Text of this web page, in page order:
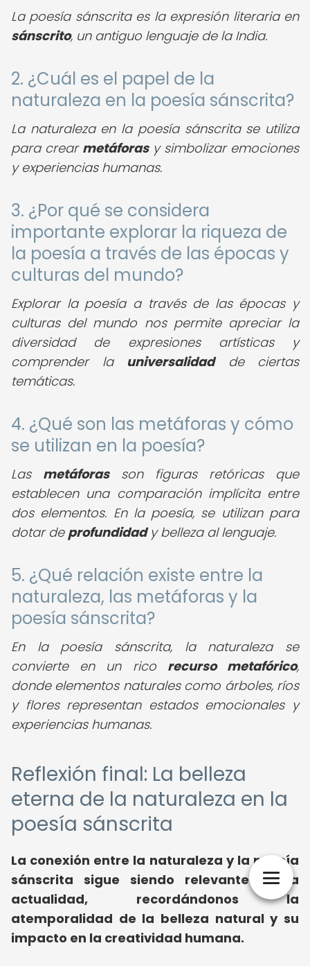
La poesía sánscrita es la expresión literaria en
sánscrito, un antiguo lenguaje de la India.
2. ¿Cuál es el papel de la
naturaleza en la poesía sánscrita?
La naturaleza en la poesía sánscrita se utiliza
para crear metáforasy simbolizar emociones
y experiencias humanas.
3. ¿Por qué se considera
importante explorar la riqueza de
la poesía a través de las épocas y
culturas del mundo?
Explorar la poesía a través de las épocas y
culturas del mundo nos permite apreciar la
diversidad de expresiones artísticas y
comprender la universalidadde ciertas
temáticas.
4. ¿Qué son las metáforas y cómo
se utilizan en la poesía?
Las metáforasson figuras retóricas que
establecen una comparación implícita entre
dos elementos. En la poesía, se utilizan para
dotar de profundidady belleza al lenguaje.
5. ¿Qué relación existe entre la
naturaleza, las metáforas y la
poesía sánscrita?
En la poesía sánscrita, la naturaleza se
convierte en un rico recurso metafórico,
donde elementos naturales como árboles, ríos
y flores representan estados emocionales y
experiencias humanas.
Reflexión final: La belleza
eterna de la naturaleza en la
poesía sánscrita
La conexión entre la naturaleza y la poesía
sánscrita sigue siendo relevante en la
actualidad, recordándonos la
atemporalidad de la belleza natural y su
impacto en la creatividad humana.